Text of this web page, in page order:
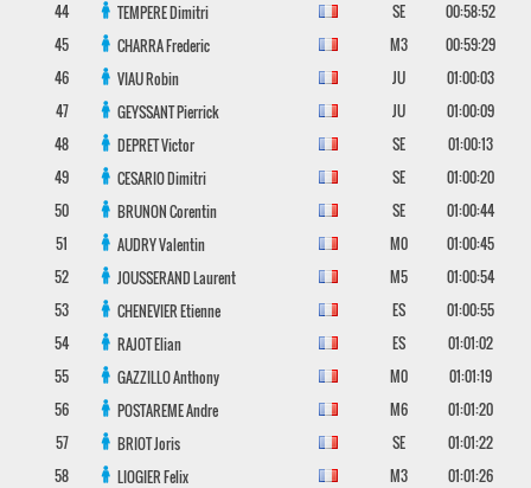
44
TEMPEREDimitri SE
00:58:52
45
CHARRAFrederic M3
00:59:29
46
VIAURobin JU
01:00:03
47
GEYSSANTPierrick JU
01:00:09
48
DEPRETVictor SE
01:00:13
49
CESARIODimitri SE
01:00:20
50
BRUNONCorentin SE
01:00:44
51
AUDRYValentin M0
01:00:45
52
JOUSSERANDLaurent M5
01:00:54
53
CHENEVIEREtienne ES
01:00:55
54
RAJOTElian ES
01:01:02
55
GAZZILLOAnthony M0
01:01:19
56
POSTAREMEAndre M6
01:01:20
57
BRIOTJoris SE
01:01:22
58
LIOGIERFelix M3 01:01:26